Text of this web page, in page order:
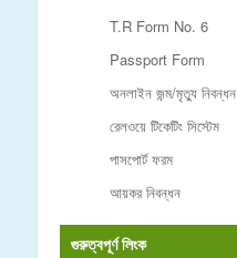
T.R Form No. 6
Passport Form
অনলাইন জন্ম/মৃত্যু নিবন্ধন
রেলওয়ে টিকেটিং সিস্টেম
পাসপোর্ট ফরম
আয়কর নিবন্ধন
গুরুত্বপূর্ণ লিংক